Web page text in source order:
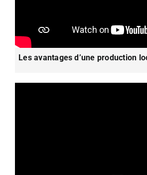
Les avantages d’une production